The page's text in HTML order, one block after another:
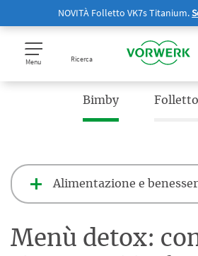
NOVITÀ Folletto VK7s Titanium.
Menu Ricerca
Bimby Folletto
Alimentazione e
Menù detox: